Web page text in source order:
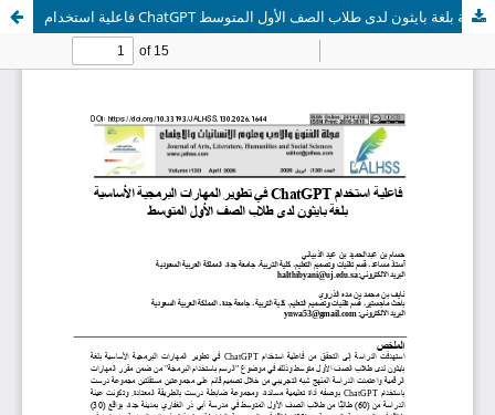
فاعلية استخدام ChatGPT في تطوير المهارات البرمجية الأساسية بلغة بايثون لدى طلاب الصف الأول المتوسط